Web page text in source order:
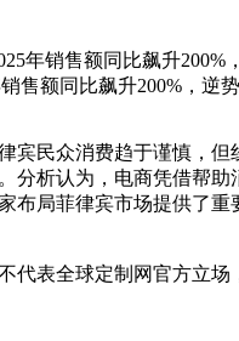
年销售额同比飙升200%
售额同比飙升200%，逆
宾民众消费趋于谨慎，
分析认为，电商凭借帮
布局菲律宾市场提供了重
代表全球定制网官方立